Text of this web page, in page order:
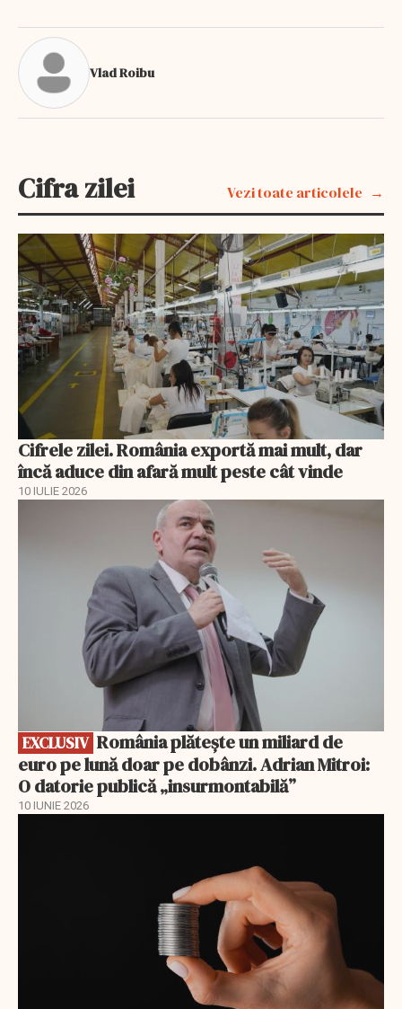
Vlad Roibu
Cifra zilei Vezi toate articolele
Cifrele zilei. România exportă mai mult, dar
încă aduce din afară mult peste cât vinde
10 IULIE 2026
EXCLUSIV
euro pe lună doar pe dobânzi. Adrian Mitroi:
O datorie publică „insurmontabilă”
10 IUNIE 2026